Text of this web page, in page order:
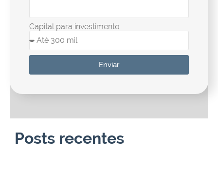
Capital para investimento
Enviar
Posts recentes